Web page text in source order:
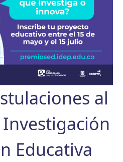
al
Educativa